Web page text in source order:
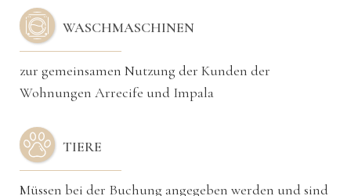
WASCHMASCHINEN
zur gemeinsamen Nutzung der Kunden der
Wohnungen Arrecife und Impala
TIERE
Müssen bei der Buchung angegeben werden und sind